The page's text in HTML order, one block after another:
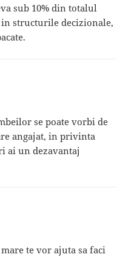
sub 10% din totalul
structurile decizionale,
se poate vorbi de
angajat, in privinta
ai un dezavantaj
te vor ajuta sa faci